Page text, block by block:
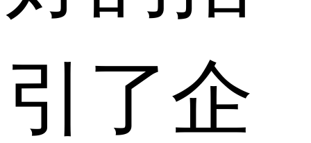
引了企